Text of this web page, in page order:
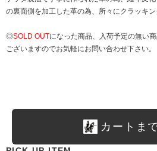
の裏面側を加工した革の為、所々にクラッキン
◎SOLD OUTになった商品、入荷予定の無い
ございますのでお気軽にお問い合わせ下さい。
カートま